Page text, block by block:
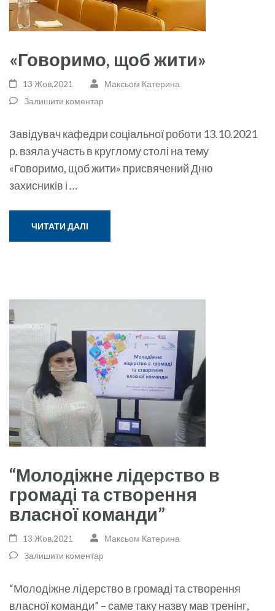
«Говоримо, щоб жити»
13 Жов,2021
Максьом Катерина
Залишити коментар
Завідувач кафедри соціальної роботи 13.10.2021
р. взяла участь в круглому столі на тему
«Говоримо, щоб жити» присвячений Дню
захисників і …
ЧИТАТИ ДАЛІ
“Молодіжне лідерство в
громаді та створення
власної команди”
13 Жов,2021
Максьом Катерина
Залишити коментар
“Молодіжне лідерство в громаді та створення
власної команди” – саме таку назву мав тренінг,